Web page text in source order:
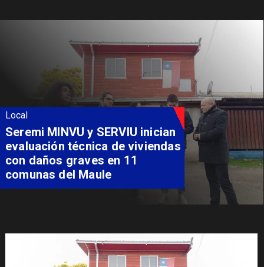
Local
Fondo Orasmi entrega apoyo a
familia de Romeral para
costear alimentación
especializada de niño con
Síndrome de Intestino Corto